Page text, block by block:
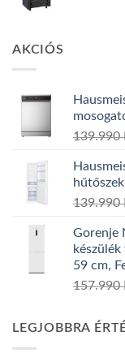
AKCIÓS
139.990
139.990
Gorenje
59 cm,
157.990
LEGJOBBRA